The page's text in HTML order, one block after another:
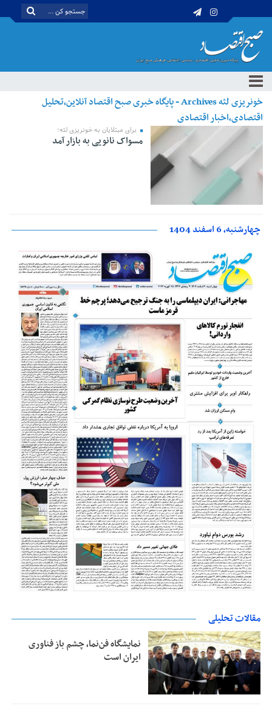
خونریزی لثه Archives - پایگاه خبری صبح اقتصاد آنلاین،تحلیل
اقتصادی،اخبار اقتصادی
برای مبتلایان به خونریزی لثه؛
مسواک نانویی به بازار آمد
چهارشنبه، 6 اسفند 1404
مقالات تحلیلی
نمایشگاه فن‌نما، چشم باز فناوری
ایران است